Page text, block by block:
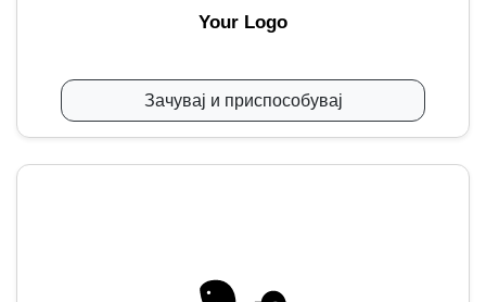
Your Logo
Зачувај и приспособувај